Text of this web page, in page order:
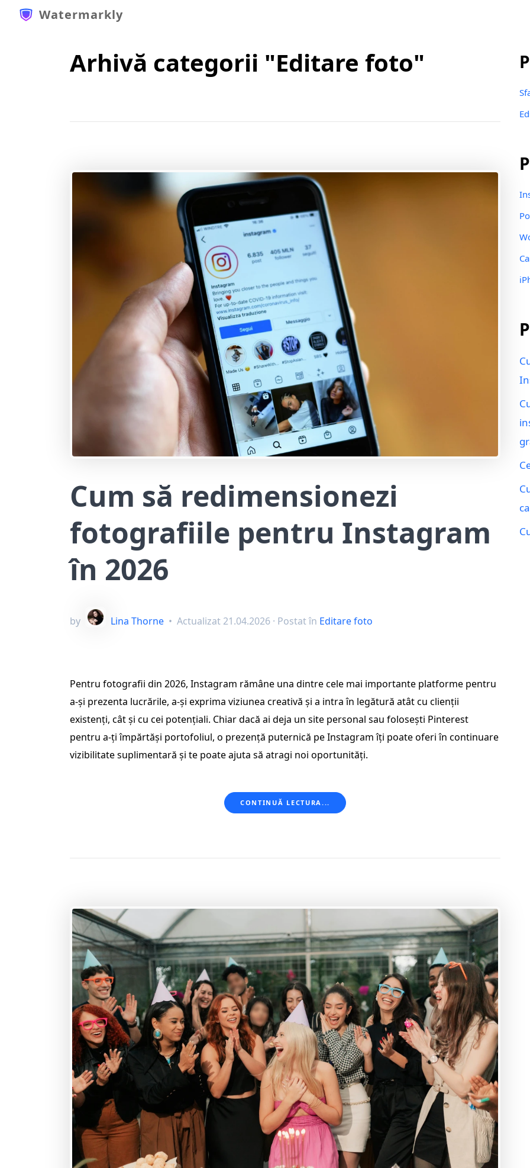
Watermarkly
Arhivă categorii "Editare foto"
Cum să redimensionezi
fotografiile pentru Instagram
în 2026
by Lina Thorne • Actualizat 21.04.2026 · Postat în Editare foto
Pentru fotografii din 2026, Instagram rămâne una dintre cele mai importante platforme pentru
a-și prezenta lucrările, a-și exprima viziunea creativă și a intra în legătură atât cu clienții
existenți, cât și cu cei potențiali. Chiar dacă ai deja un site personal sau folosești Pinterest
pentru a-ți împărtăși portofoliul, o prezență puternică pe Instagram îți poate oferi în continuare
vizibilitate suplimentară și te poate ajuta să atragi noi oportunități.
CONTINUĂ LECTURA...